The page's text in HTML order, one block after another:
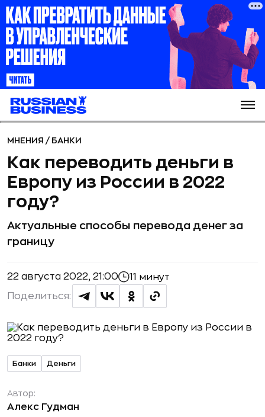
МНЕНИЯ / БАНКИ
Как переводить деньги в
Европу из России в 2022
году?
Актуальные способы перевода денег за
границу
22 августа 2022, 21:00 11 минут
Поделиться:
Банки Деньги
Автор:
Алекс Гудман